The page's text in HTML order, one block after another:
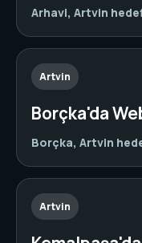
Arhavi, Artvin
Artvin
Borçka'da
Borçka, Artvin
Artvin